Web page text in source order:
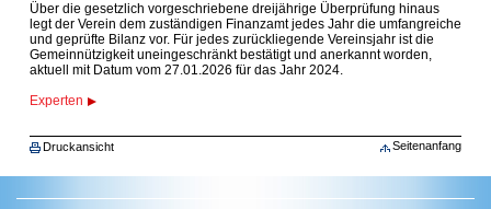
Über die gesetzlich vorgeschriebene dreijährige Überprüfung hinaus
legt der Verein dem zuständigen Finanzamt jedes Jahr die umfangreiche
und geprüfte Bilanz vor. Für jedes zurückliegende Vereinsjahr ist die
Gemeinnützigkeit uneingeschränkt bestätigt und anerkannt worden,
aktuell mit Datum vom 27.01.2026 für das Jahr 2024.
Experten
Seitenanfang
Druckansicht